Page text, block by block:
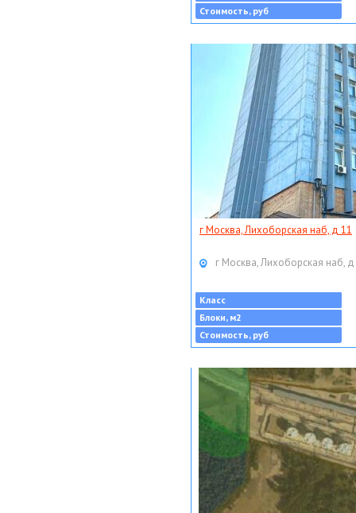
Стоимость, руб
г Москва, Лихоборская наб, д 11
г Москва, Лихоборская наб,
Класс
Блоки, м2
Стоимость, руб